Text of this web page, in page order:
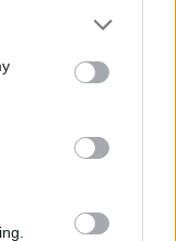
or more Google
You may click to
party tags to
in below Google
iPaideia.gr στο